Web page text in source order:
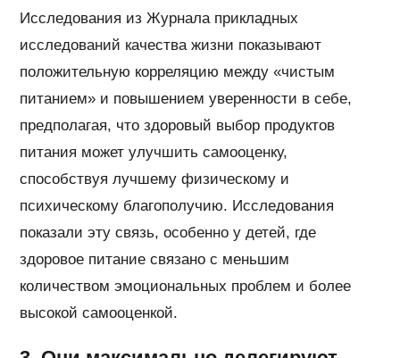
Исследования из Журнала прикладных
исследований качества жизни показывают
положительную корреляцию между «чистым
питанием» и повышением уверенности в себе,
предполагая, что здоровый выбор продуктов
питания может улучшить самооценку,
способствуя лучшему физическому и
психическому благополучию. Исследования
показали эту связь, особенно у детей, где
здоровое питание связано с меньшим
количеством эмоциональных проблем и более
высокой самооценкой.